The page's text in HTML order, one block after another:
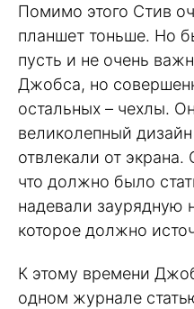
Помимо этого Стив
планшет тоньше. Но
пусть и не очень
Джобса, но
остальных – чехлы.
великолепный
отвлекали от
что должно было
надевали заурядную
которое должно
К этому времени
одном журнале